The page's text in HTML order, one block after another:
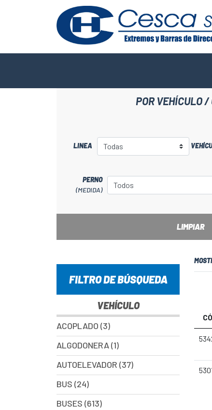
POR VEHÍCULO /
LINEA
PERNO
(MEDIDA)
LIMPIAR
FILTRO DE BÚSQUEDA
VEHÍCULO
ACOPLADO (3)
ALGODONERA (1)
AUTOELEVADOR (37)
BUS (24)
BUSES (613)